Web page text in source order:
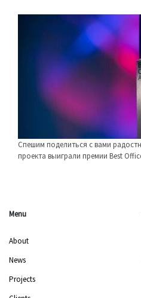
Спешим поделиться с вами
проекта выиграли премии Best
Menu
About
News
Projects